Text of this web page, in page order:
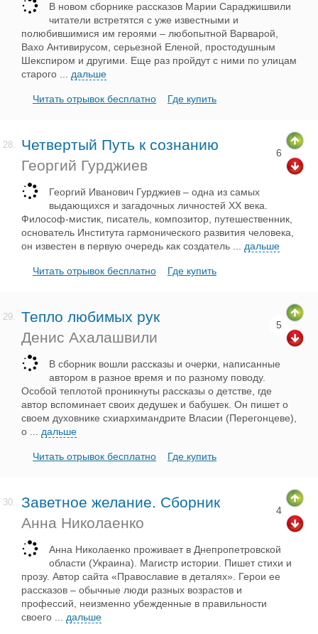
В новом сборнике рассказов Марии Сараджишвили
читатели встретятся с уже известными и
полюбившимися им героями – любопытной Варварой,
Вахо Антивирусом, серьезной Еленой, простодушным
Шекспиром и другими. Еще раз пройдут с ними по улицам
старого
дальше
Читать отрывок бесплатно Где купить
28.
Четвертый Путь к сознанию
Георгий Гурджиев
6
Георгий Иванович Гурджиев – одна из самых
выдающихся и загадочных личностей ХХ века.
Философ-мистик, писатель, композитор, путешественник,
основатель Института гармонического развития человека,
он известен в первую очередь как создатель
дальше
Читать отрывок бесплатно Где купить
29.
Тепло любимых рук
Денис Ахалашвили
5
В сборник вошли рассказы и очерки, написанные
автором в разное время и по разному поводу.
Особой теплотой проникнуты рассказы о детстве, где
автор вспоминает своих дедушек и бабушек. Он пишет о
своем духовнике схиархимандрите Власии (Перегонцеве),
о
дальше
Читать отрывок бесплатно Где купить
30.
Заветное желание. Сборник
Анна Николаенко
4
Анна Николаенко проживает в Днепропетровской
области (Украина). Магистр истории. Пишет стихи и
прозу. Автор сайта «Православие в деталях». Герои ее
рассказов – обычные люди разных возрастов и
профессий, неизменно убежденные в правильности
своего
дальше